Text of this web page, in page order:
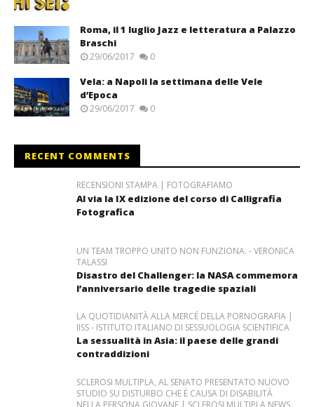
Roma, il 1 luglio Jazz e letteratura a Palazzo
Braschi
29/06/2017 0
Vela: a Napoli la settimana delle Vele
d’Epoca
29/06/2017 0
RECENT COMMENTS
RECENSIONI STAMPA | FOTOGRAFIAMO
Al via la IX edizione del corso di Calligrafia
Fotografica
UN TEAM TROPPO UNITO NON FUNZIONA. - VERONICA
TALASSI
Disastro del Challenger: la NASA commemora
l’anniversario delle tragedie spaziali
LA QUOTIDIANITÀ ALLA MERCÉ DELLA PORNOGRAFIA |
IISS - ISTITUTO ITALIANO DI SESSUOLOGIA SCIENTIFICA
La sessualità in Asia: il paese delle grandi
contraddizioni
SCLEROSI MULTIPLA, AL SENATO PRESENTATO NUOVO
STUDIO SU DISTURBO CHE È CAUSA DI DISABILITÀ